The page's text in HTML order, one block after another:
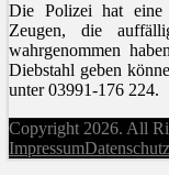
Die Polizei hat eine
Zeugen, die
wahrgenommen
Diebstahl geben
unter 03991-176 224.
Copyright 2026. All
ImpressumDatenschutz